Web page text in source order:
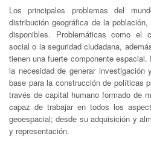
Los principales problemas del
distribución geográfica de la
disponibles. Problemáticas como el
social o la seguridad ciudadana,
tienen una fuerte componente
la necesidad de generar
base para la construcción de políticas
través de capital humano formado de
capaz de trabajar en todos los
geoespacial; desde su adquisición y
y representación.